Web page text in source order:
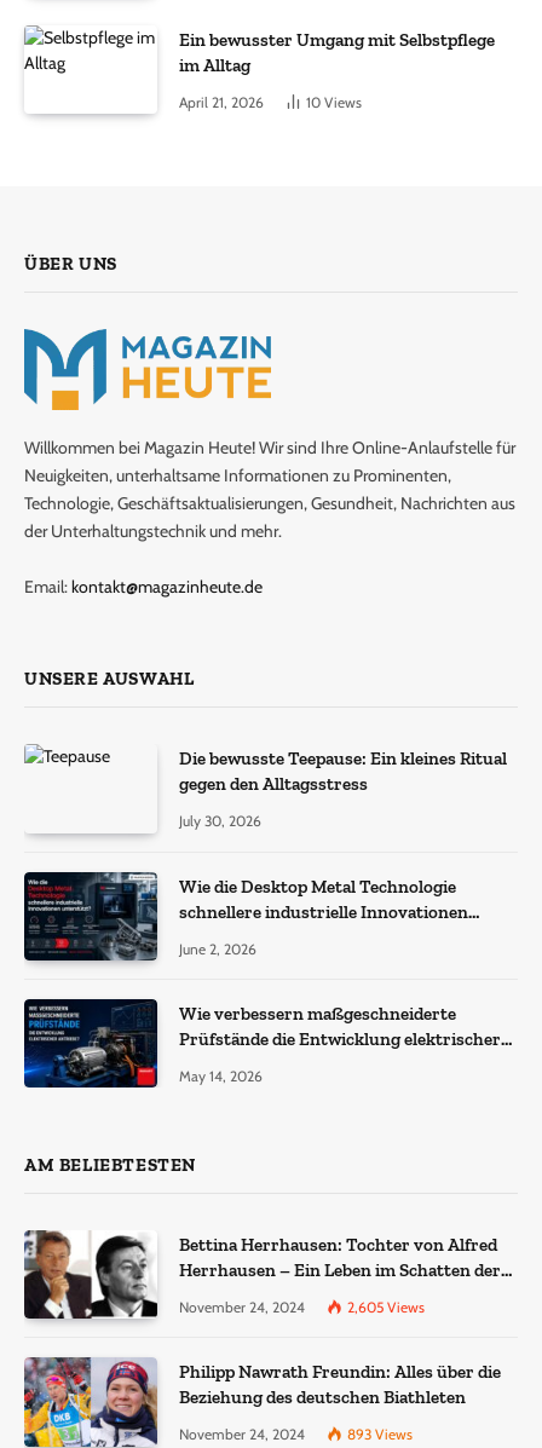
Ein bewusster Umgang mit Selbstpflege
im Alltag
April 21, 2026 10 Views
ÜBER UNS
Willkommen bei Magazin Heute! Wir sind Ihre Online-Anlaufstelle für
Neuigkeiten, unterhaltsame Informationen zu Prominenten,
Technologie, Geschäftsaktualisierungen, Gesundheit, Nachrichten aus
der Unterhaltungstechnik und mehr.
Email:kontakt@magazinheute.de
UNSERE AUSWAHL
Die bewusste Teepause: Ein kleines Ritual
gegen den Alltagsstress
July 30, 2026
Wie die Desktop Metal Technologie
schnellere industrielle Innovationen
June 2, 2026
Wie verbessern maßgeschneiderte
Prüfstände die Entwicklung elektrischer
May 14, 2026
AM BELIEBTESTEN
Bettina Herrhausen: Tochter von Alfred
Herrhausen – Ein Leben im Schatten der
November 24, 2024 2,605 Views
Philipp Nawrath Freundin: Alles über die
Beziehung des deutschen Biathleten
November 24, 2024 893 Views